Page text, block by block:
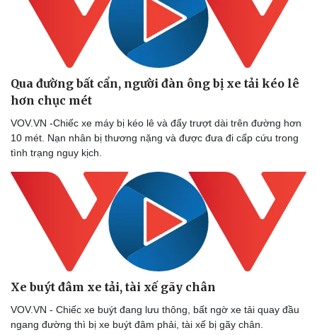
Thể thao
Bóng đá
Lịch thi đấu bóng đá
Thế giới thể thao
Hậu trường
Ô tô - Xe máy
Ô tô
Xe máy
Tư vấn
Qua đường bất cẩn, người đàn ông bị xe tải kéo lê
hơn chục mét
VOV.VN -Chiếc xe máy bị kéo lê và đẩy trượt dài trên đường hơn
10 mét. Nạn nhân bị thương nặng và được đưa đi cấp cứu trong
tình trạng nguy kịch.
Xe buýt đâm xe tải, tài xế gãy chân
VOV.VN - Chiếc xe buýt đang lưu thông, bất ngờ xe tải quay đầu
ngang đường thì bị xe buýt đâm phải, tài xế bị gãy chân.